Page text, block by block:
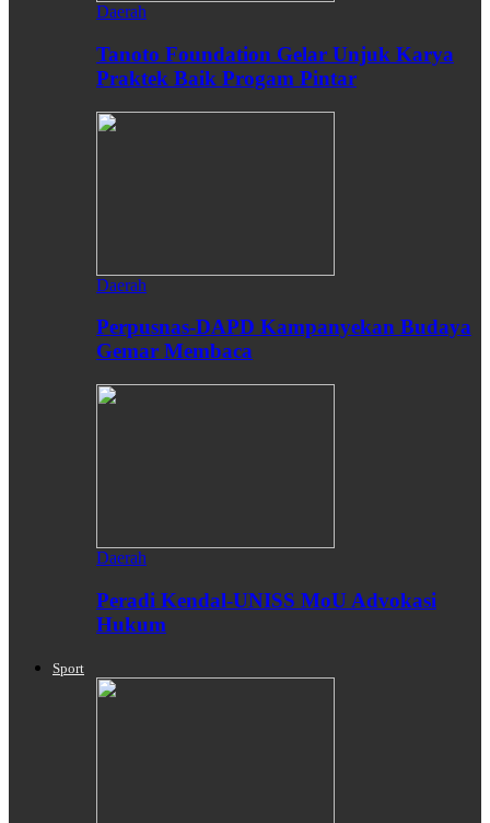
Daerah
Tanoto Foundation Gelar Unjuk Karya
Praktek Baik Progam Pintar
Daerah
Perpusnas-DAPD Kampanyekan Budaya
Gemar Membaca
Daerah
Peradi Kendal-UNISS MoU Advokasi
Hukum
Sport